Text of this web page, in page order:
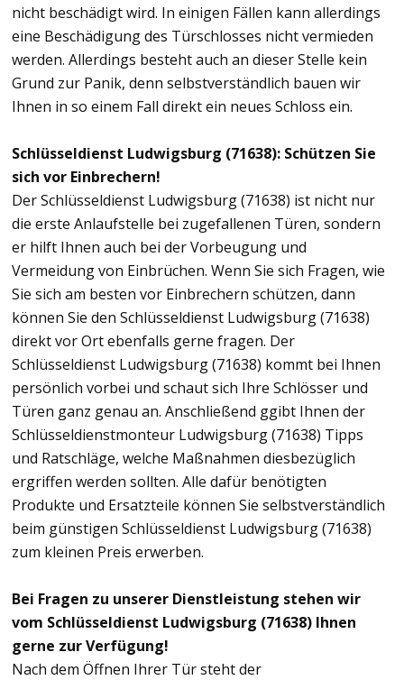
nicht beschädigt wird. In einigen Fällen kann allerdings
eine Beschädigung des Türschlosses nicht vermieden
werden. Allerdings besteht auch an dieser Stelle kein
Grund zur Panik, denn selbstverständlich bauen wir
Ihnen in so einem Fall direkt ein neues Schloss ein.
Schlüsseldienst Ludwigsburg (71638): Schützen Sie
sich vor Einbrechern!
Der Schlüsseldienst Ludwigsburg (71638) ist nicht nur
die erste Anlaufstelle bei zugefallenen Türen, sondern
er hilft Ihnen auch bei der Vorbeugung und
Vermeidung von Einbrüchen. Wenn Sie sich Fragen, wie
Sie sich am besten vor Einbrechern schützen, dann
können Sie den Schlüsseldienst Ludwigsburg (71638)
direkt vor Ort ebenfalls gerne fragen. Der
Schlüsseldienst Ludwigsburg (71638) kommt bei Ihnen
persönlich vorbei und schaut sich Ihre Schlösser und
Türen ganz genau an. Anschließend ggibt Ihnen der
Schlüsseldienstmonteur Ludwigsburg (71638) Tipps
und Ratschläge, welche Maßnahmen diesbezüglich
ergriffen werden sollten. Alle dafür benötigten
Produkte und Ersatzteile können Sie selbstverständlich
beim günstigen Schlüsseldienst Ludwigsburg (71638)
zum kleinen Preis erwerben.
Bei Fragen zu unserer Dienstleistung stehen wir
vom Schlüsseldienst Ludwigsburg (71638) Ihnen
gerne zur Verfügung!
Nach dem Öffnen Ihrer Tür steht der